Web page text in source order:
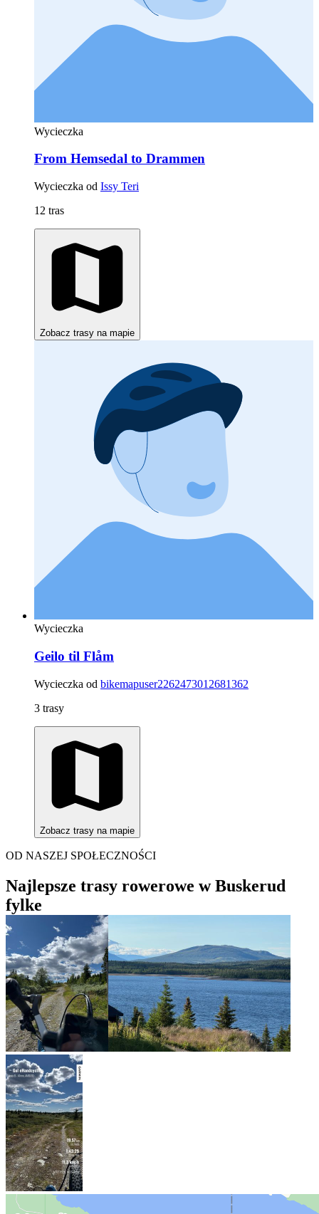
Wycieczka
From Hemsedal to Drammen
Wycieczka od Issy Teri
12 tras
Zobacz trasy na mapie
Wycieczka
Geilo til Flåm
Wycieczka od bikemapuser2262473012681362
3 trasy
Zobacz trasy na mapie
OD NASZEJ SPOŁECZNOŚCI
Najlepsze trasy rowerowe w Buskerud
fylke